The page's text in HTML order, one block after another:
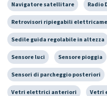
Navigatore satellitare Radio
Retrovisori ripiegabili
Sedile guida regolabile in altezza
Sensore luci Sensore pioggia
Sensori di parcheggio posteriori
Vetri elettrici anteriori Vetri